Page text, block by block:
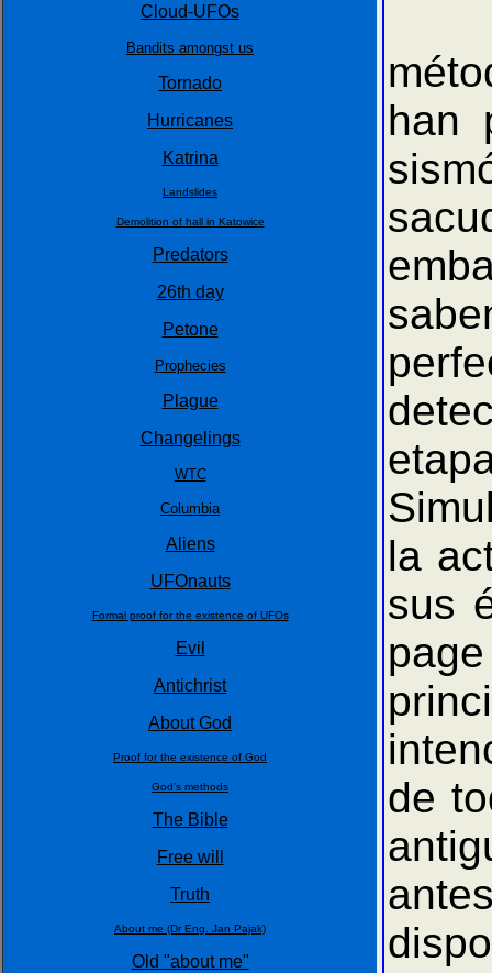
Cloud-UFOs
Bandits amongst us
Tornado
Hurricanes
Katrina
Landslides
Demolition of hall in Katowice
Predators
26th day
Petone
Prophecies
Plague
Changelings
WTC
Columbia
Aliens
UFOnauts
Formal proof for the existence of UFOs
Evil
Antichrist
About God
Proof for the existence of God
God's methods
The Bible
Free will
Truth
About me (Dr Eng. Jan Pajak)
Old "about me"
han
la
sus
de